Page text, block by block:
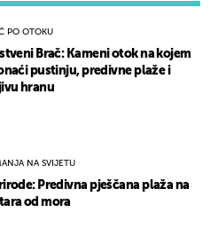
PO OTOKU
Brač: Kameni otok na kojem
pustinju, predivne plaže i
hranu
NA SVIJETU
Predivna pješčana plaža na
od mora